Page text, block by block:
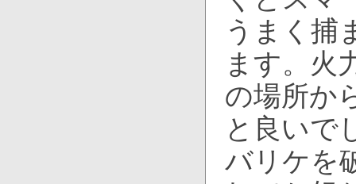
うまく捕
ます。火
の場所か
と良いで
バリケを